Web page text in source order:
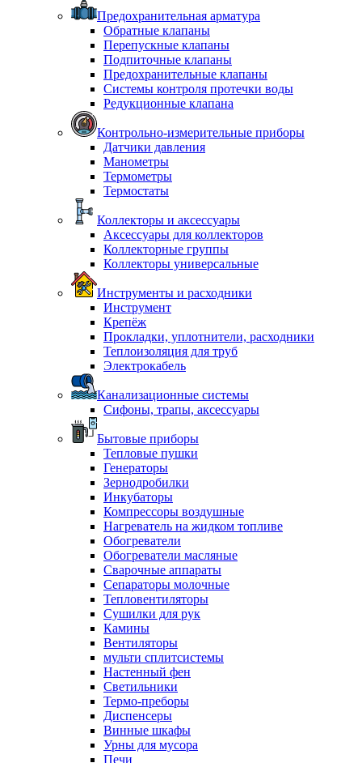
Предохранительная арматура
Обратные клапаны
Перепускные клапаны
Подпиточные клапаны
Предохранительные клапаны
Системы контроля протечки воды
Редукционные клапана
Контрольно-измерительные приборы
Датчики давления
Манометры
Термометры
Термостаты
Коллекторы и аксессуары
Аксессуары для коллекторов
Коллекторные группы
Коллекторы универсальные
Инструменты и расходники
Инструмент
Крепёж
Прокладки, уплотнители, расходники
Теплоизоляция для труб
Электрокабель
Канализационные системы
Сифоны, трапы, аксессуары
Бытовые приборы
Тепловые пушки
Генераторы
Зернодробилки
Инкубаторы
Компрессоры воздушные
Нагреватель на жидком топливе
Обогреватели
Обогреватели масляные
Сварочные аппараты
Сепараторы молочные
Тепловентиляторы
Сушилки для рук
Камины
Вентиляторы
мульти сплитсистемы
Настенный фен
Светильники
Термо-преборы
Диспенсеры
Винные шкафы
Урны для мусора
Печи